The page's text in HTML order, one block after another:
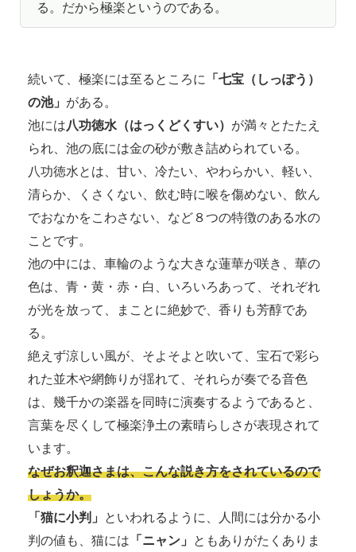
る。だから極楽というのである。
続いて、極楽には至るところに 「七宝（しっぽう）
の池」 がある。
池には八功徳水（はっくどくすい） が満々とたたえ
られ、池の底には金の砂が敷き詰められている。
八功徳水とは、甘い、冷たい、やわらかい、軽い、
清らか、くさくない、飲む時に喉を傷めない、飲ん
でおなかをこわさない、など８つの特徴のある水の
ことです。
池の中には、車輪のような大きな蓮華が咲き、華の
色は、青・黄・赤・白、いろいろあって、それぞれ
が光を放って、まことに絶妙で、香りも芳醇であ
る。
絶えず涼しい風が、そよそよと吹いて、宝石で彩ら
れた並木や網飾りが揺れて、それらが奏でる音色
は、幾千かの楽器を同時に演奏するようであると、
言葉を尽くして極楽浄土の素晴らしさが表現されて
います。
なぜお釈迦さまは、こんな説き方をされているので
しょうか。
「猫に小判」
といわれるように、人間には分かる小
判の値も、猫には 「ニャン」 ともありがたくありま